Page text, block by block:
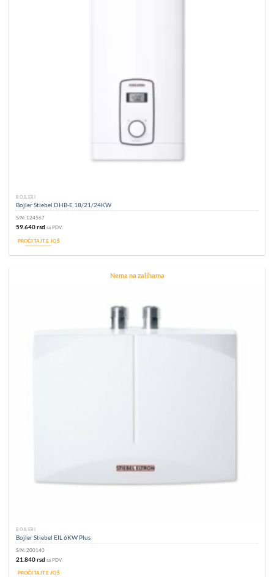
BOJLERI
Bojler Stiebel DHB-E 18/21/24KW
S/N: 124567
59.640rsd sa PDV
PROČITAJTE JOŠ
Nema na zalihama
BOJLERI
Bojler Stiebel EIL 6KW Plus
S/N:200140
21.840rsd sa PDV
PROČITAJTE JOŠ